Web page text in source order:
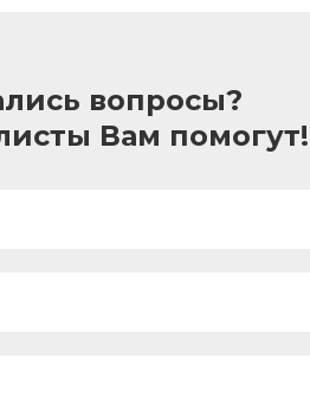
вопросы?
Вам помогут!